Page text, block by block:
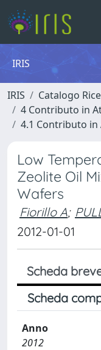
IRIS
IRIS
Catalogo
4 Contributo in
4.1 Contributo
Low
Zeolite Oil
Wafers
Fiorillo A;
2012-01-01
Scheda
Scheda
Anno
2012